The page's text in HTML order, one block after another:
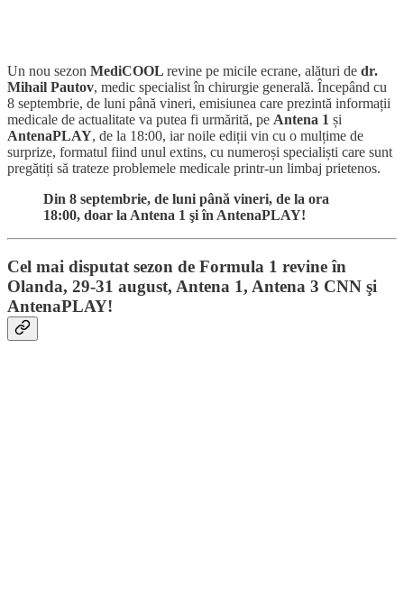
Un nou sezon MediCOOL revine pe micile ecrane, alături de dr.
Mihail Pautov, medic specialist în chirurgie generală. Începând cu
8 septembrie, de luni până vineri, emisiunea care prezintă informații
medicale de actualitate va putea fi urmărită, pe Antena 1 și
AntenaPLAY, de la 18:00, iar noile ediții vin cu o mulțime de
surprize, formatul fiind unul extins, cu numeroși specialiști care sunt
pregătiți să trateze problemele medicale printr-un limbaj prietenos.
Din 8 septembrie, de luni până vineri, de la ora
18:00, doar la Antena 1 şi în AntenaPLAY!
Cel mai disputat sezon de Formula 1 revine în
Olanda, 29-31 august, Antena 1, Antena 3 CNN şi
AntenaPLAY!